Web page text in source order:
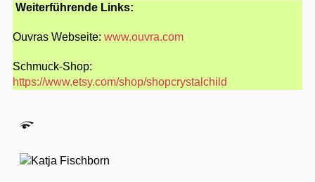
Weiterführende Links:
Ouvras Webseite: www.ouvra.com
Schmuck-Shop:
https://www.etsy.com/shop/shopcrystalchild